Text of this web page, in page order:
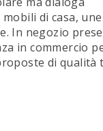
di casa,
In negozio
in commercio
di qualità